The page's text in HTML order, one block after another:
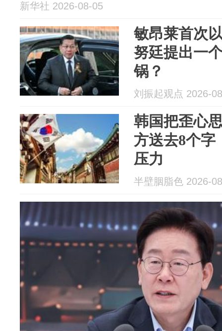
新华社 2026-08-05
敏昂莱首次
努廷提出一
锅？
刘振起观点 2026-
韩国把歪心
方送去8个字
压力
半壁胭脂色 2026-